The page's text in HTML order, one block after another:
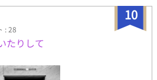
10
: 28
たりして